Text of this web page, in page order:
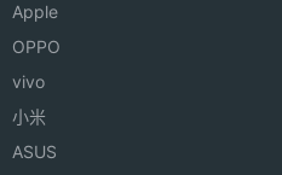
Apple
OPPO
vivo
小米
ASUS